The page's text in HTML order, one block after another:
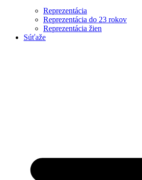
Reprezentácia
Reprezentácia do 23 rokov
Reprezentácia žien
Súťaže